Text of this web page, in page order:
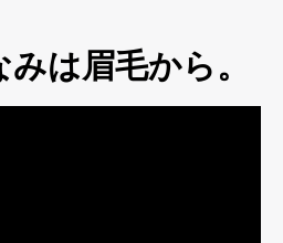
は眉毛から。